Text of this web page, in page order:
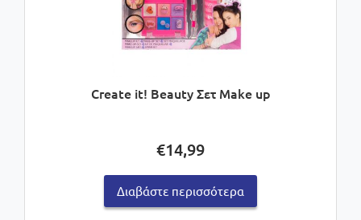
Create it! Beauty Σετ Make up
€14,99
Διαβάστε περισσότερα